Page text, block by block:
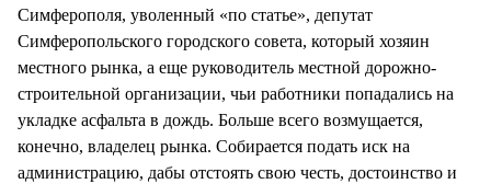
Симферополя, уволенный «по статье», депутат
Симферопольского городского совета, который хозяин
местного рынка, а еще руководитель местной дорожно-
строительной организации, чьи работники попадались на
укладке асфальта в дождь. Больше всего возмущается,
конечно, владелец рынка. Собирается подать иск на
администрацию, дабы отстоять свою честь, достоинство и